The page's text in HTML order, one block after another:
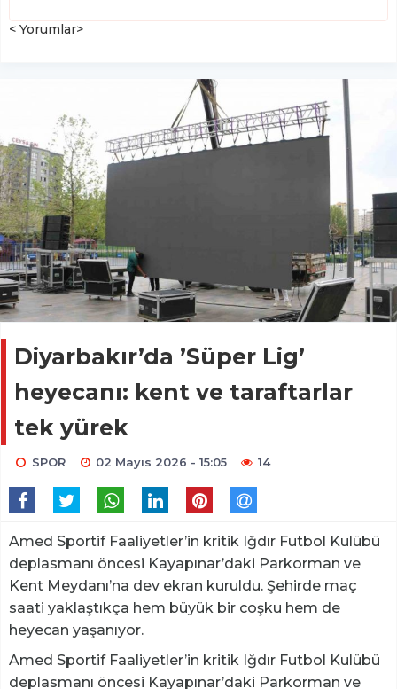
< Yorumlar>
Diyarbakır’da ’Süper Lig’
heyecanı: kent ve taraftarlar
tek yürek
SPOR 02 Mayıs 2026 - 15:05 14
Amed Sportif Faaliyetler’in kritik Iğdır Futbol Kulübü
deplasmanı öncesi Kayapınar’daki Parkorman ve
Kent Meydanı’na dev ekran kuruldu. Şehirde maç
saati yaklaştıkça hem büyük bir coşku hem de
heyecan yaşanıyor.
Amed Sportif Faaliyetler’in kritik Iğdır Futbol Kulübü
deplasmanı öncesi Kayapınar’daki Parkorman ve